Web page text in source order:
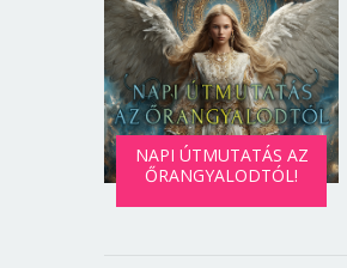
NAPI ÚTMUTATÁS AZ
ŐRANGYALODTÓL!